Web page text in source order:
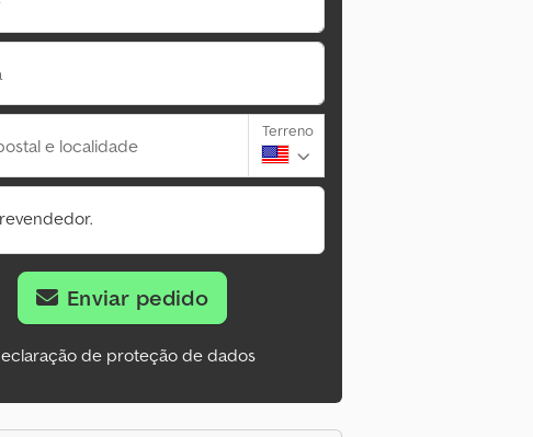
e localidade
Terreno
Enviar pedido
de proteção de dados